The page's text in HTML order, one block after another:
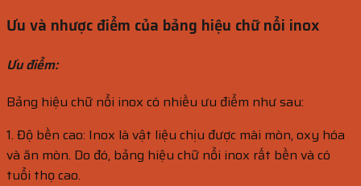
Ưu và nhược điểm của bảng hiệu chữ nổi inox
Ưu điểm:
Bảng hiệu chữ nổi inox có nhiều ưu điểm như sau:
1. Độ bền cao: Inox là vật liệu chịu được mài mòn, oxy hóa
và ăn mòn. Do đó, bảng hiệu chữ nổi inox rất bền và có
tuổi thọ cao.